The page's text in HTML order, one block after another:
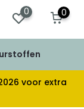
0 0
voor extra